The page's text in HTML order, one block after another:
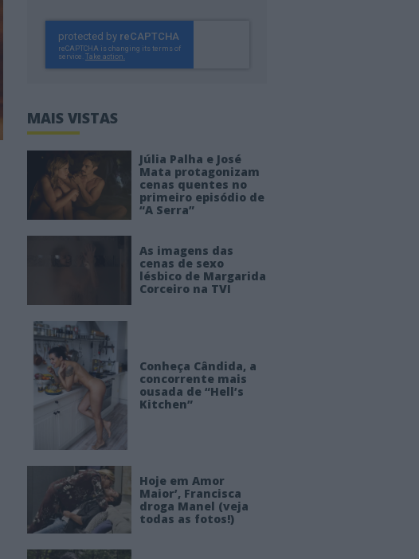
MAIS VISTAS
Júlia Palha e José
Mata protagonizam
cenas quentes no
primeiro episódio de
“A Serra”
As imagens das
cenas de sexo
lésbico de Margarida
Corceiro na TVI
Conheça Cândida, a
concorrente mais
ousada de “Hell’s
Kitchen”
Hoje em Amor
Maior’, Francisca
droga Manel (veja
todas as fotos!)